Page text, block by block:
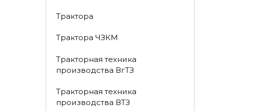
Трактора
Трактора ЧЗКМ
Тракторная техника
производства ВгТЗ
Тракторная техника
производства ВТЗ